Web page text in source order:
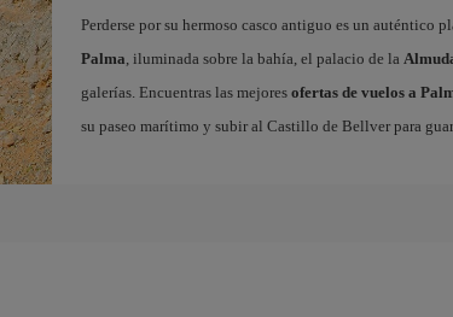
Perderse por su hermoso casco antiguo es un auténtico
Palma, iluminada sobre la bahía, el palacio de la
galerías. Encuentras las mejores ofertas de vuelos a
su paseo marítimo y subir al Castillo de Bellver para